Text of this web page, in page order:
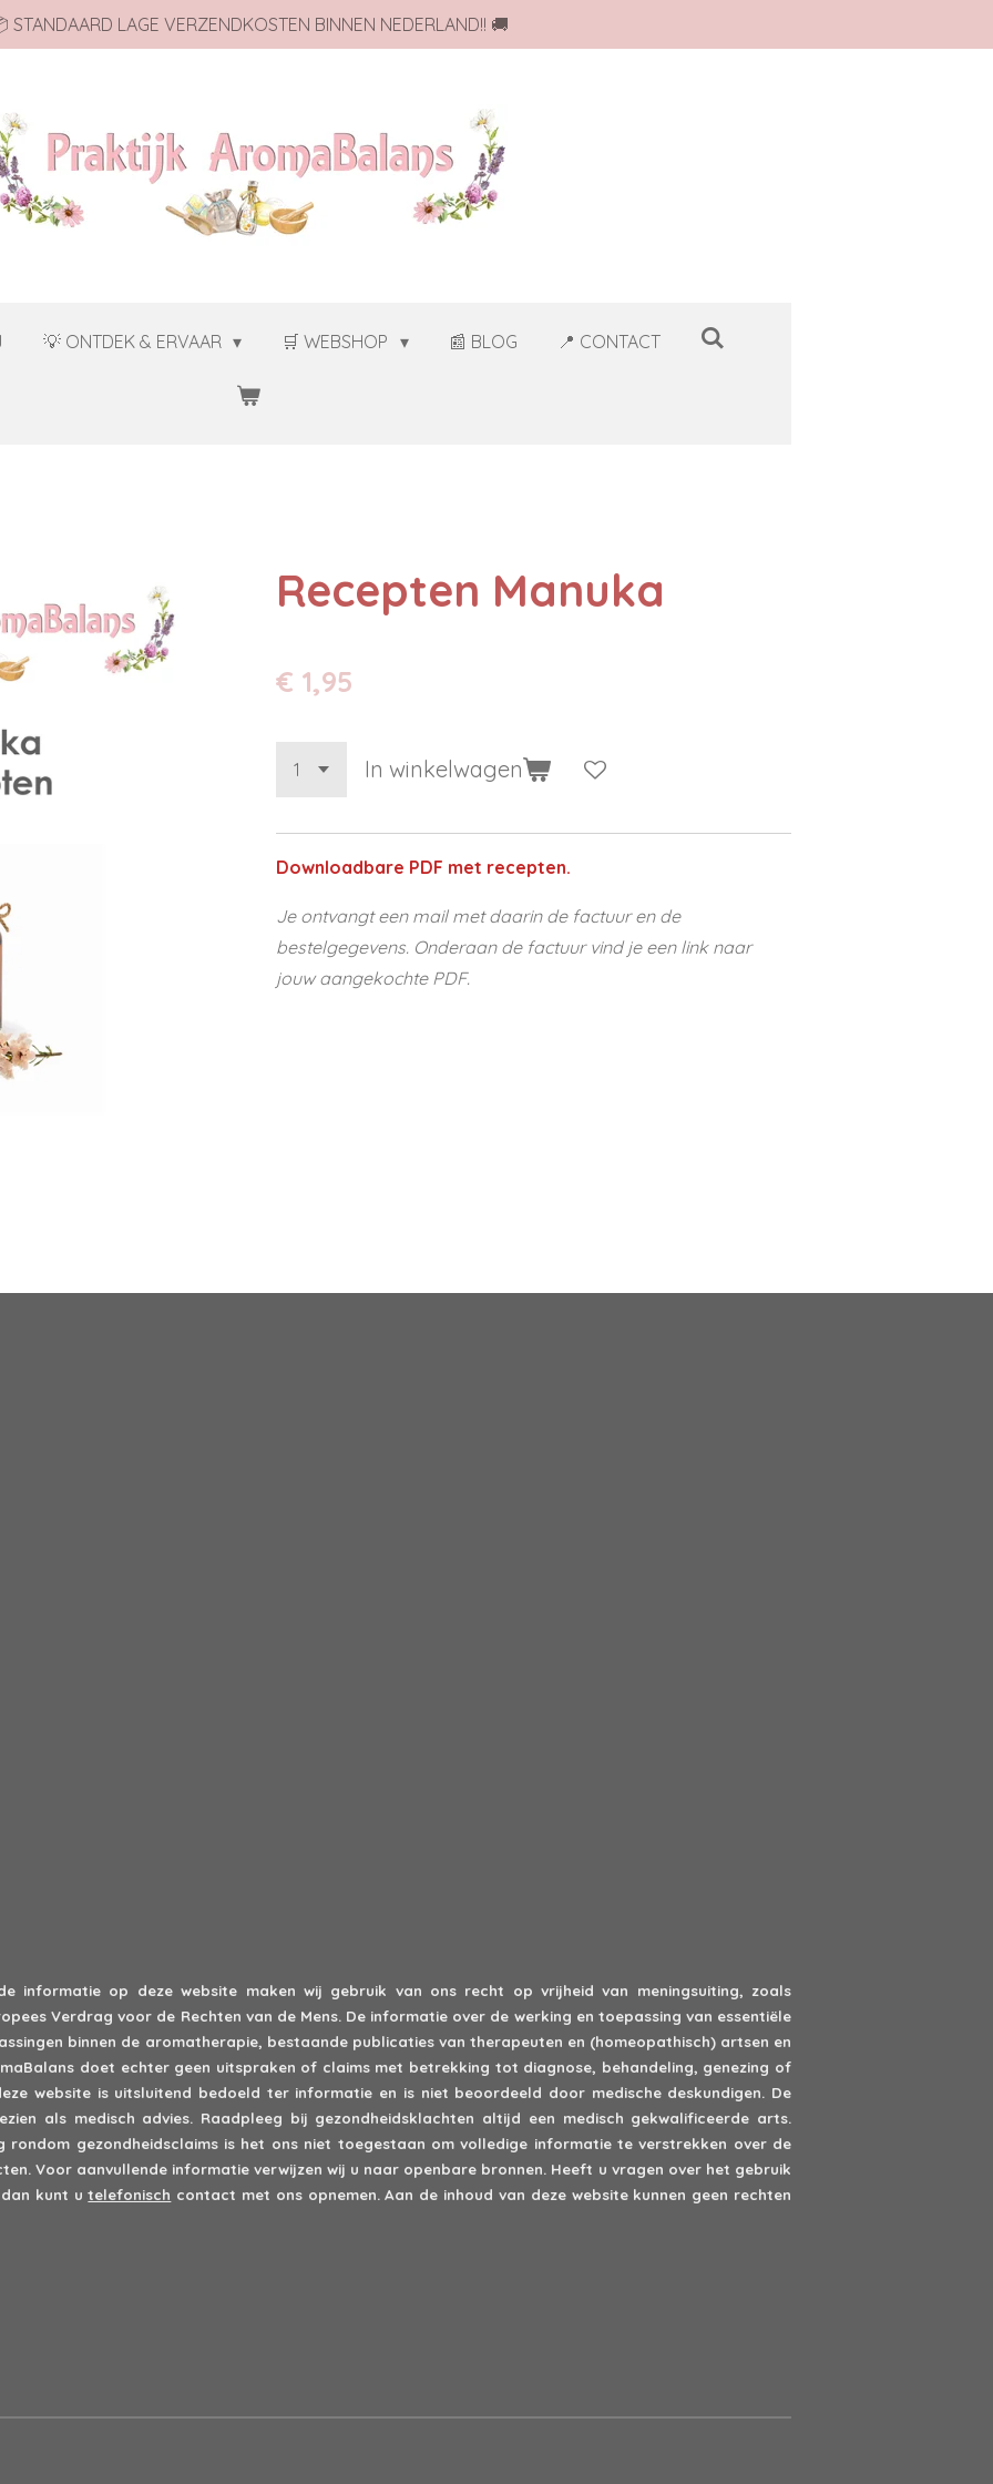
STANDAARD LAGE VERZENDKOSTEN BINNEN NEDERLAND!! 🚚
💡 ONTDEK & ERVAAR 🛒 WEBSHOP 📰 BLOG 📍 CONTACT
Recepten Manuka
€ 1,95
In winkelwagen
Downloadbare PDF met recepten.
Je ontvangt een mail met daarin de factuur en de
bestelgegevens. Onderaan de factuur vind je een link naar
jouw aangekochte PDF.
informatie op deze website maken wij gebruik van ons recht op vrijheid van meningsuiting, zoals
Verdrag voor de Rechten van de Mens. De informatie over de werking en toepassing van essentiële
binnen de aromatherapie, bestaande publicaties van therapeuten en (homeopathisch) artsen en
doet echter geen uitspraken of claims met betrekking tot diagnose, behandeling, genezing of
website is uitsluitend bedoeld ter informatie en is niet beoordeeld door medische deskundigen. De
als medisch advies. Raadpleeg bij gezondheidsklachten altijd een medisch gekwalificeerde arts.
rondom gezondheidsclaims is het ons niet toegestaan om volledige informatie te verstrekken over de
Voor aanvullende informatie verwijzen wij u naar openbare bronnen. Heeft u vragen over het gebruik
dan kunt utelefonisch contact met ons opnemen. Aan de inhoud van deze website kunnen geen rechten